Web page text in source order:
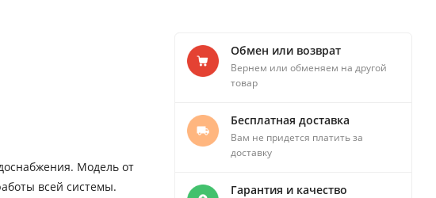
Модель от
всей системы.
Обмен или возврат
Вернем или обменяем на другой
товар
Бесплатная доставка
Вам не придется платить за
доставку
Гарантия и качество